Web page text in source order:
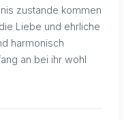
zustande kommen
Liebe und ehrliche
harmonisch
an bei ihr wohl